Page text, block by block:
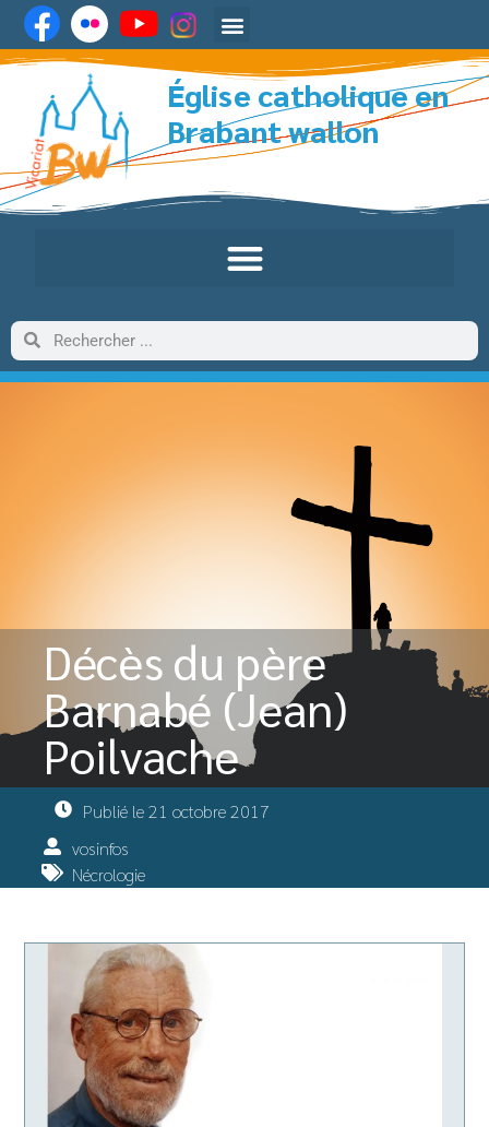
Église catholique en
Brabant wallon
Décès du père
Barnabé (Jean)
Poilvache
Publié le21 octobre 2017
vosinfos
Nécrologie